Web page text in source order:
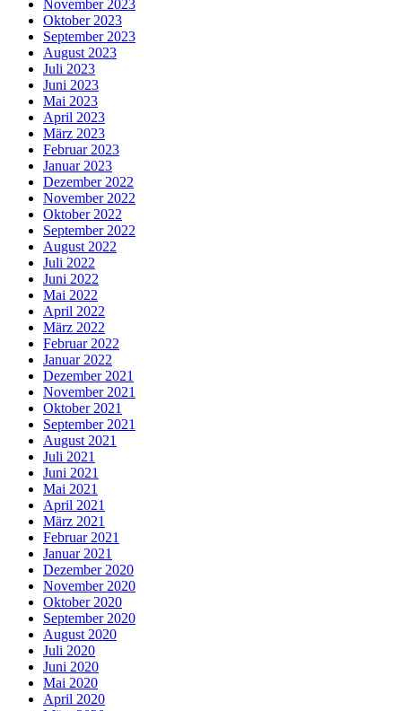
November 2023
Oktober 2023
September 2023
August 2023
Juli 2023
Juni 2023
Mai 2023
April 2023
März 2023
Februar 2023
Januar 2023
Dezember 2022
November 2022
Oktober 2022
September 2022
August 2022
Juli 2022
Juni 2022
Mai 2022
April 2022
März 2022
Februar 2022
Januar 2022
Dezember 2021
November 2021
Oktober 2021
September 2021
August 2021
Juli 2021
Juni 2021
Mai 2021
April 2021
März 2021
Februar 2021
Januar 2021
Dezember 2020
November 2020
Oktober 2020
September 2020
August 2020
Juli 2020
Juni 2020
Mai 2020
April 2020